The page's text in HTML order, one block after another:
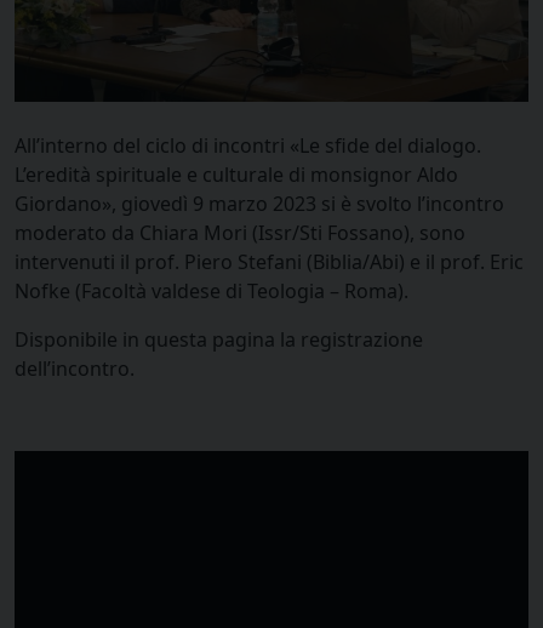
All’interno del ciclo di incontri «Le sfide del dialogo.
L’eredità spirituale e culturale di monsignor Aldo
Giordano», giovedì 9 marzo 2023 si è svolto l’incontro
moderato da Chiara Mori (Issr/Sti Fossano), sono
intervenuti il prof. Piero Stefani (Biblia/Abi) e il prof. Eric
Nofke (Facoltà valdese di Teologia – Roma).
Disponibile in questa pagina la registrazione
dell’incontro.